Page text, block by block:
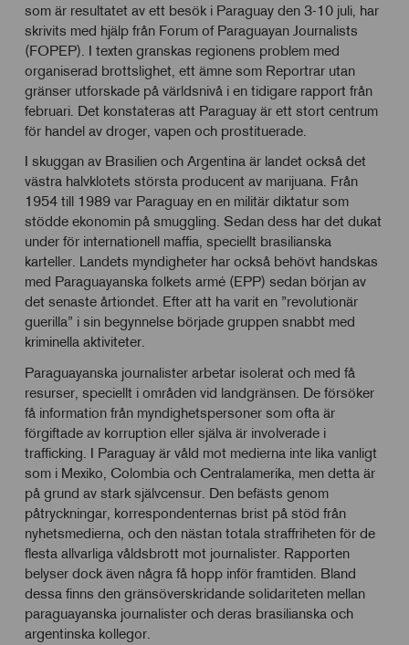
som är resultatet av ett besök i Paraguay den 3-10 juli, har
skrivits med hjälp från Forum of Paraguayan Journalists
(FOPEP). I texten granskas regionens problem med
organiserad brottslighet, ett ämne som Reportrar utan
gränser utforskade på världsnivå i en tidigare rapport från
februari. Det konstateras att Paraguay är ett stort centrum
för handel av droger, vapen och prostituerade.
I skuggan av Brasilien och Argentina är landet också det
västra halvklotets största producent av marijuana. Från
1954 till 1989 var Paraguay en en militär diktatur som
stödde ekonomin på smuggling. Sedan dess har det dukat
under för internationell maffia, speciellt brasilianska
karteller. Landets myndigheter har också behövt handskas
med Paraguayanska folkets armé (EPP) sedan början av
det senaste årtiondet. Efter att ha varit en ”revolutionär
guerilla” i sin begynnelse började gruppen snabbt med
kriminella aktiviteter.
Paraguayanska journalister arbetar isolerat och med få
resurser, speciellt i områden vid landgränsen. De försöker
få information från myndighetspersoner som ofta är
förgiftade av korruption eller själva är involverade i
trafficking. I Paraguay är våld mot medierna inte lika vanligt
som i Mexiko, Colombia och Centralamerika, men detta är
på grund av stark självcensur. Den befästs genom
påtryckningar, korrespondenternas brist på stöd från
nyhetsmedierna, och den nästan totala straffriheten för de
flesta allvarliga våldsbrott mot journalister. Rapporten
belyser dock även några få hopp inför framtiden. Bland
dessa finns den gränsöverskridande solidariteten mellan
paraguayanska journalister och deras brasilianska och
argentinska kollegor.